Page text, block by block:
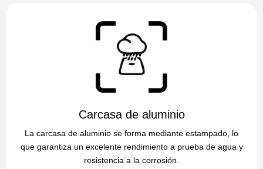
Carcasa de aluminio
La carcasa de aluminio se forma mediante estampado, lo
que garantiza un excelente rendimiento a prueba de agua y
resistencia a la corrosión.